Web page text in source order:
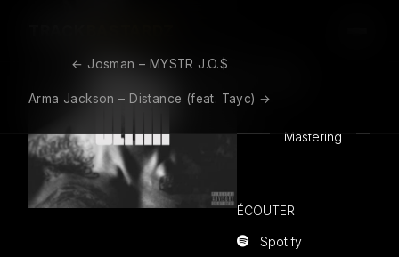
Mastering
ÉCOUTER
Spotify
Navigation de l’article
← Josman – MYSTR J.O.$
Arma Jackson – Distance (feat. Tayc) →